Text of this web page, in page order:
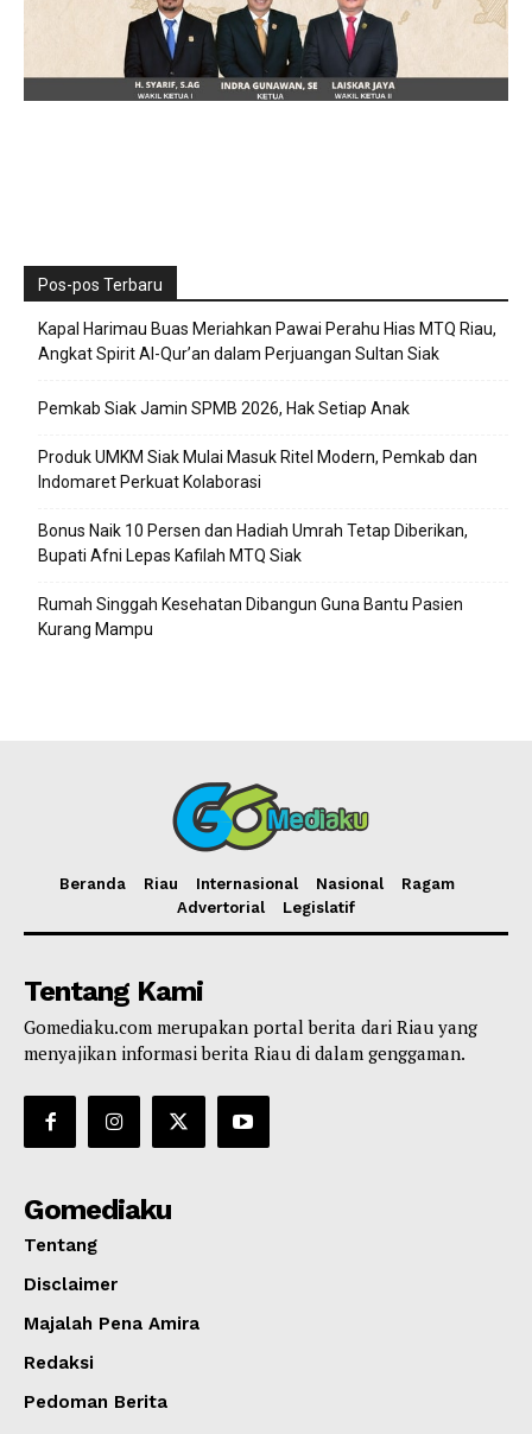
Pos-pos Terbaru
Kapal Harimau Buas Meriahkan Pawai Perahu Hias MTQ Riau,
Angkat Spirit Al-Qur’an dalam Perjuangan Sultan Siak
Pemkab Siak Jamin SPMB 2026, Hak Setiap Anak
Produk UMKM Siak Mulai Masuk Ritel Modern, Pemkab dan
Indomaret Perkuat Kolaborasi
Bonus Naik 10 Persen dan Hadiah Umrah Tetap Diberikan,
Bupati Afni Lepas Kafilah MTQ Siak
Rumah Singgah Kesehatan Dibangun Guna Bantu Pasien
Kurang Mampu
Beranda Riau Internasional Nasional
Ragam
Advertorial
Legislatif
Tentang Kami
Gomediaku.com merupakan portal berita dari Riau yang
menyajikan informasi berita Riau di dalam genggaman.
Gomediaku
Tentang
Disclaimer
Majalah Pena Amira
Redaksi
Pedoman Berita